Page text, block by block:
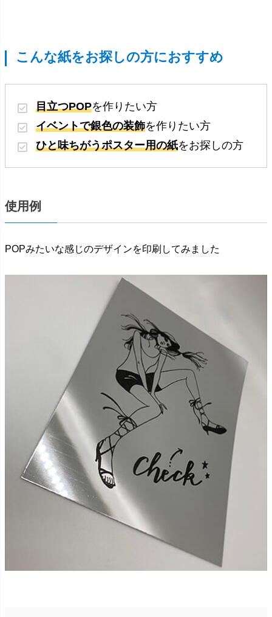
こんな紙をお探しの方におすすめ
目立つPOPを作りたい方
イベントで銀色の装飾を作りたい方
ひと味ちがうポスター用の紙をお探しの方
使用例
POPみたいな感じのデザインを印刷してみました